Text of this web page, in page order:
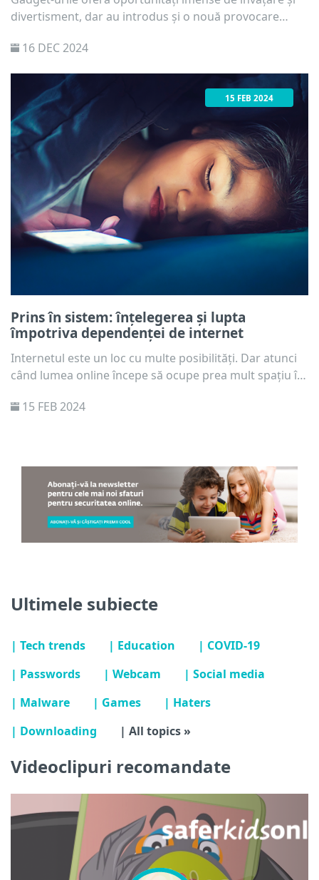
divertisment, dar au introdus și o nouă provocare
rândul copiilor.
16 DEC 2024
15 FEB 2024
Prins în sistem: înțelegerea și lupta
împotriva dependenței de internet
Internetul este un loc cu multe posibilități. Dar atunci
când lumea online începe să ocupe prea mult spațiu în
diferitele tipuri de dependență de internet? Și cum
15 FEB 2024
Ultimele subiecte
| Tech trends | Education
| COVID-19
| Passwords
| Webcam
| Social media
| Malware
| Games
| Haters
| Downloading
| All topics »
Videoclipuri recomandate